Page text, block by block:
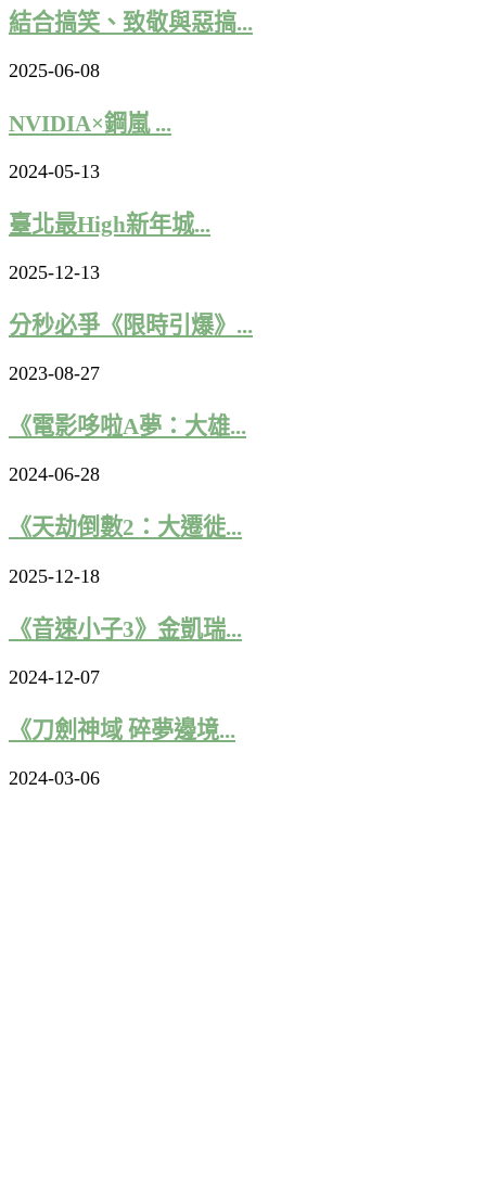
結合搞笑、致敬與惡搞...
2025-06-08
NVIDIA×鋼嵐 ...
2024-05-13
臺北最High新年城...
2025-12-13
分秒必爭《限時引爆》...
2023-08-27
《電影哆啦A夢：大雄...
2024-06-28
《天劫倒數2：大遷徙...
2025-12-18
《音速小子3》金凱瑞...
2024-12-07
《刀劍神域 碎夢邊境...
2024-03-06